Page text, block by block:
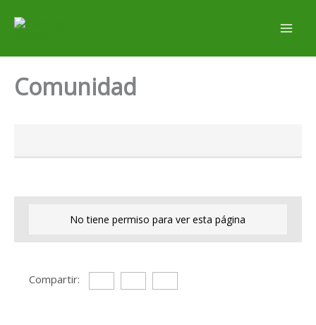
Comunidad
No tiene permiso para ver esta página
Compartir: